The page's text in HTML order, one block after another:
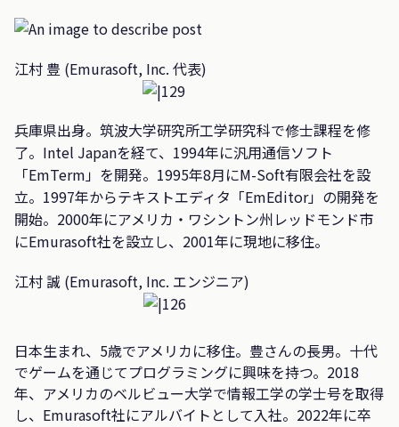
江村 豊 (Emurasoft, Inc. 代表)
兵庫県出身。筑波大学研究所工学研究科で修士課程を修
了。Intel Japanを経て、1994年に汎用通信ソフト
「EmTerm」を開発。1995年8月にM-Soft有限会社を設
立。1997年からテキストエディタ「EmEditor」の開発を
開始。2000年にアメリカ・ワシントン州レッドモンド市
にEmurasoft社を設立し、2001年に現地に移住。
江村 誠 (Emurasoft, Inc. エンジニア)
日本生まれ、5歳でアメリカに移住。豊さんの長男。十代
でゲームを通じてプログラミングに興味を持つ。2018
年、アメリカのベルビュー大学で情報工学の学士号を取得
し、Emurasoft社にアルバイトとして入社。2022年に卒